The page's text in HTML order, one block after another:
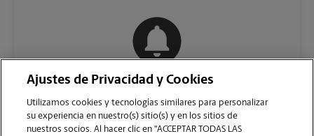
Ajustes de Privacidad y Cookies
Utilizamos cookies y tecnologías similares para personalizar
su experiencia en nuestro(s) sitio(s) y en los sitios de
nuestros socios. Al hacer clic en "ACCEPTAR TODAS LAS